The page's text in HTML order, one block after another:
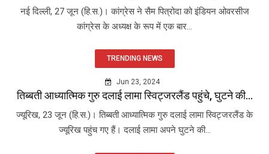
नई दिल्ली, 27 जून (हि.स.)। कांग्रेस ने सैम पित्रोदा को इंडियन ओवरसीज
कांग्रेस के अध्यक्ष के रूप में एक बार...
TRENDING NEWS
Jun 23, 2024
तिब्बती आध्यात्मिक गुरु दलाई लामा स्विट्जरलैंड पहुंचे, घुटने की...
ज्यूरिख, 23 जून (हि.स.)। तिब्बती आध्यात्मिक गुरु दलाई लामा स्विट्जरलैंड के
ज्यूरिख पहुंच गए हैं। दलाई लामा अपने घुटने की...